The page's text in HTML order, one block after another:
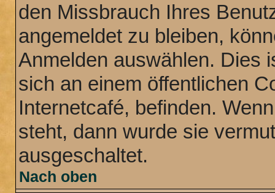
den Missbrauch Ihres
angemeldet zu bleiben,
Anmelden auswählen. Dies
sich an einem öffentlichen
Internetcafé, befinden.
steht, dann wurde sie
ausgeschaltet.
Nach oben